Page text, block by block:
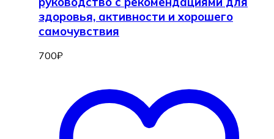
здоровья, активности и хорошего
самочувствия
700₽